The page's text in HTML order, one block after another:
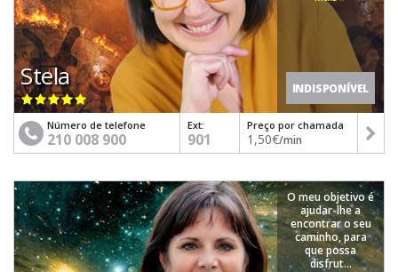
INDISPONÍVEL
Stela
Número de telefone
210 008 900
Ext:
901
Preço por chamada
1,50€/min
O meu objetivo é
ajudar-lhe a
encontrar o seu
caminho, para
que possa
disfrut...